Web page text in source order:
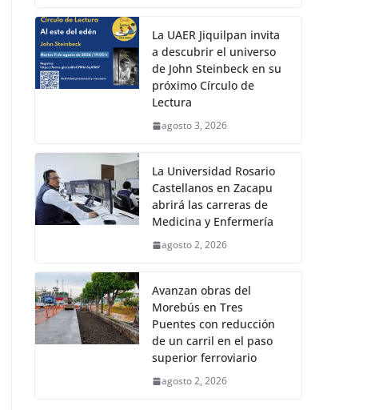
La UAER Jiquilpan invita
a descubrir el universo
de John Steinbeck en su
próximo Círculo de
Lectura
agosto 3, 2026
La Universidad Rosario
Castellanos en Zacapu
abrirá las carreras de
Medicina y Enfermería
agosto 2, 2026
Avanzan obras del
Morebús en Tres
Puentes con reducción
de un carril en el paso
superior ferroviario
agosto 2, 2026